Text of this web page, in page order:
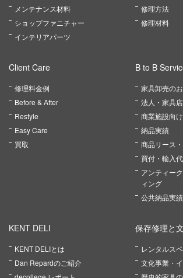
メンテナンス材料
ショップファニチャー
インテリアパーツ
修理方法
修理材料
Client Care
修理料金例
Before & After
Restyle
Easy Care
買取
B to B
家具卸売の
法人・家具
商業施設向
納品実績
商品リース
買付・輸入
アンティー
ィング
公共納品実績
KENT DELI
KENT DELIとは
Dan Repardのご紹介
保存修理と
レンタルス
文化事業・